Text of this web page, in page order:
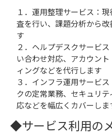
１．運用整理サービス：
査を行い、課題分析から
す
２．ヘルプデスクサービ
い合わせ対応、アカウン
ィングなどを代行します
３．インフラ運用サービ
クの定常業務、セキュリ
応などを幅広くカバーしま
◆サービス利用の